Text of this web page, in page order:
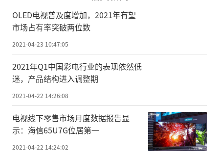
不过碍于高昂的价格，其发展的过程十分缓
慢。
目前有数据显示，液晶面板价格连续半
年以上的上涨，带动了液晶电视的整机价格
上涨，而在去年七月份，全球目前唯一可以
量产大尺寸OLED面板的厂商——LG Display
位于中国广州的OLED电视面板工厂正式量
产，产能大幅增加，使得OLED面板价格出现
了罕见的下降。
OLED电视普及度增加，2021年有望
市场占有率突破两位数
2021-04-23 10:47:05
2021年Q1中国彩电行业的表现依然低
迷，产品结构进入调整期
2021-04-22 14:26:08
电视线下零售市场月度数据报告显
示：海信65U7G位居第一
2021-04-22 14:24:02